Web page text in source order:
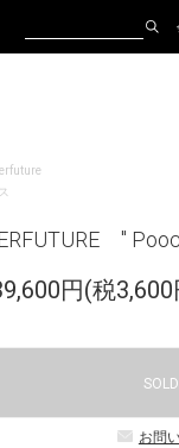
"
円(税3,600
お問